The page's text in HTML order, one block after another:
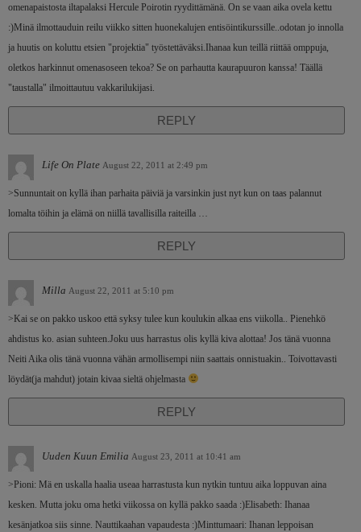
omenapaistosta iltapalaksi Hercule Poirotin ryydittämänä. On se vaan aika ovela kettu
:)Minä ilmottauduin reilu viikko sitten huonekalujen entisöintikurssille..odotan jo innolla
ja huutis on koluttu etsien "projektia" työstettäväksi.Ihanaa kun teillä riittää omppuja,
oletkos harkinnut omenasoseen tekoa? Se on parhautta kaurapuuron kanssa! Täällä
"taustalla" ilmoittautuu vakkarilukijasi.
REPLY
Life On Plate August 22, 2011 at 2:49 pm
>Sunnuntait on kyllä ihan parhaita päiviä ja varsinkin just nyt kun on taas palannut
lomalta töihin ja elämä on niillä tavallisilla raiteilla …
REPLY
Milla August 22, 2011 at 5:10 pm
>Kai se on pakko uskoo että syksy tulee kun koulukin alkaa ens viikolla.. Pienehkö
ahdistus ko. asian suhteen.Joku uus harrastus olis kyllä kiva alottaa! Jos tänä vuonna
Neiti Aika olis tänä vuonna vähän armollisempi niin saattais onnistuakin.. Toivottavasti
löydät(ja mahdut) jotain kivaa sieltä ohjelmasta
REPLY
Uuden Kuun Emilia August 23, 2011 at 10:41 am
>Pioni: Mä en uskalla haalia useaa harrastusta kun nytkin tuntuu aika loppuvan aina
kesken. Mutta joku oma hetki viikossa on kyllä pakko saada :)Elisabeth: Ihanaa
kesänjatkoa siis sinne. Nauttikaahan vapaudesta :)Minttumaari: Ihanan leppoisan